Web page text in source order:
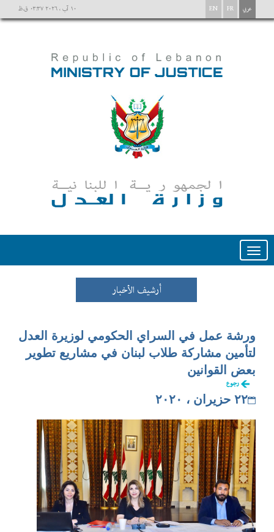
١٠ آب ، ٢٠٢٦ ٠٣:٣٧ ق.ظ EN FR عربي
Toggle
أرشيف الأخبار
ورشة عمل في السراي الحكومي لوزيرة العدل
لتأمين مشاركة طلاب لبنان في مشاريع تطوير
بعض القوانين
رجوع
٢٢ حزيران ، ٢٠٢٠